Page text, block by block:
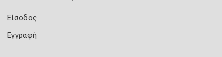
Είσοδος
Εγγραφή